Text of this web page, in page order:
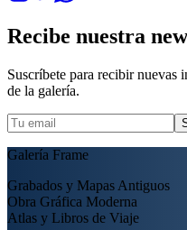
Recibe nuestra
Suscríbete para recibir nuevas
de la galería.
Galería Frame
Grabados y Mapas Antiguos
Obra Gráfica Moderna
Atlas y Libros de Viaje